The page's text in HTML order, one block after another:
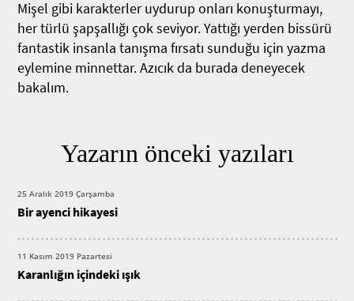
Mişel gibi karakterler uydurup onları konuşturmayı,
her türlü şapşallığı çok seviyor. Yattığı yerden bissürü
fantastik insanla tanışma fırsatı sunduğu için yazma
eylemine minnettar. Azıcık da burada deneyecek
bakalım.
Yazarın önceki yazıları
25 Aralık 2019 Çarşamba
Bir ayenci hikayesi
11 Kasım 2019 Pazartesi
Karanlığın içindeki ışık